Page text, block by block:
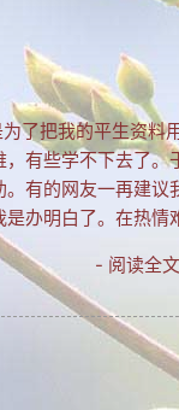
了把我的平生资料
有些学不下去了
有的网友一再建议
办明白了。在热情
- 阅读全